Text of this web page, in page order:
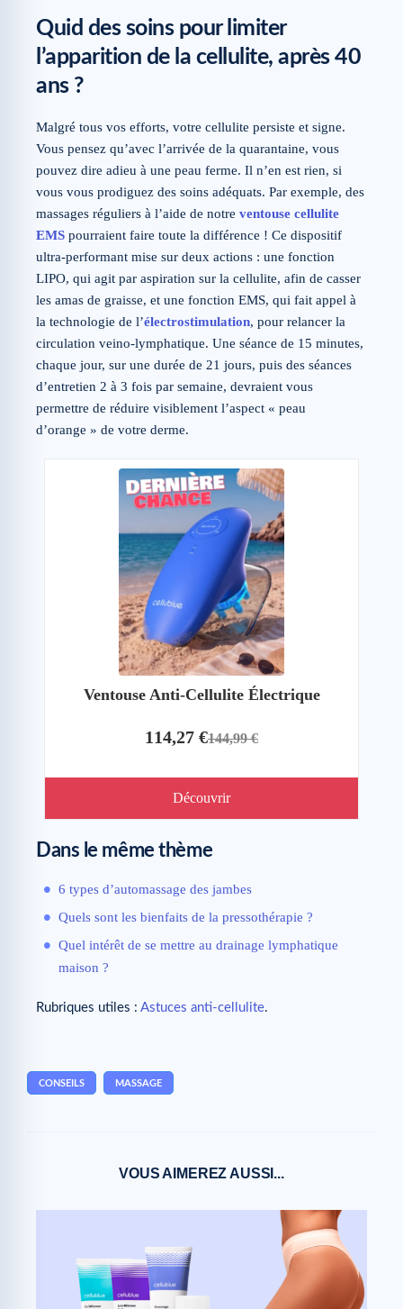
Quid des soins pour limiter
l’apparition de la cellulite, après 40
ans ?
Malgré tous vos efforts, votre cellulite persiste et signe.
Vous pensez qu’avec l’arrivée de la quarantaine, vous
pouvez dire adieu à une peau ferme. Il n’en est rien, si
vous vous prodiguez des soins adéquats. Par exemple, des
massages réguliers à l’aide de notre ventouse cellulite
EMS pourraient faire toute la différence ! Ce dispositif
ultra-performant mise sur deux actions : une fonction
LIPO, qui agit par aspiration sur la cellulite, afin de casser
les amas de graisse, et une fonction EMS, qui fait appel à
la technologie de l’électrostimulation, pour relancer la
circulation veino-lymphatique. Une séance de 15 minutes,
chaque jour, sur une durée de 21 jours, puis des séances
d’entretien 2 à 3 fois par semaine, devraient vous
permettre de réduire visiblement l’aspect « peau
d’orange » de votre derme.
Ventouse Anti-Cellulite Électrique
114,27 €144,99 €
Découvrir
Dans le même thème
6 types d’automassage des jambes
Quels sont les bienfaits de la pressothérapie ?
Quel intérêt de se mettre au drainage lymphatique
maison ?
Rubriques utiles : Astuces anti-cellulite.
CONSEILS MASSAGE
VOUS AIMEREZ AUSSI...